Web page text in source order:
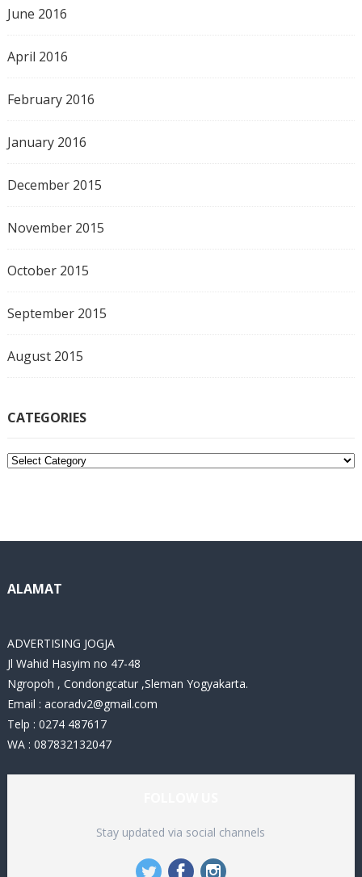
June 2016
April 2016
February 2016
January 2016
December 2015
November 2015
October 2015
September 2015
August 2015
CATEGORIES
C
i
ALAMAT
ADVERTISING JOGJA
Jl Wahid Hasyim no 47-48
Ngropoh , Condongcatur ,Sleman Yogyakarta.
Email : acoradv2@gmail.com
Telp : 0274 487617
WA : 087832132047
Stay updated via social channels